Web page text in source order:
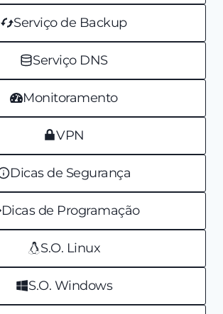
Serviço de Backup
Serviço DNS
Monitoramento
VPN
Dicas de Segurança
Dicas de Programação
S.O. Linux
S.O. Windows